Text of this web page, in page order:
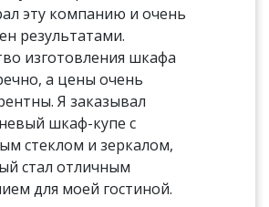
эту компанию и очень
результатами.
изготовления шкафа
а цены очень
Я заказывал
шкаф-купе с
стеклом и зеркалом,
стал отличным
для моей гостиной.